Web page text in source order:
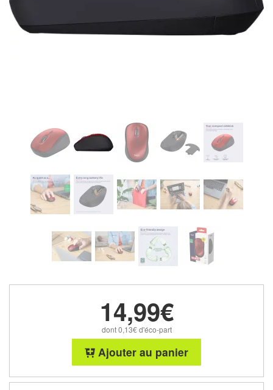
14,99€
dont 0,13€ d'éco-part
Ajouter au panier